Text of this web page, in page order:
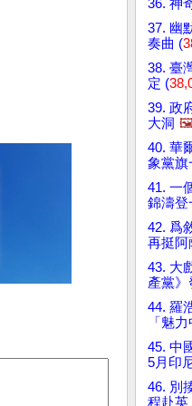
36. 神
37. 幽
奏曲 (
38. 臺
定 (
39. 政
大洞
40. 華
象黨旗
41. 一
錦濤登
42. 爲
再挺阿
43. 大
產黨》
44. 羅
「魅力
45. 中
5月印
46. 別
程赴英